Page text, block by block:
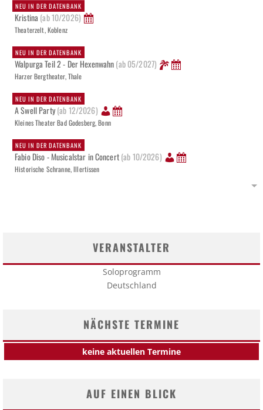
NEU IN DER DATENBANK
Kristina (ab 10/2026)
Theaterzelt, Koblenz
NEU IN DER DATENBANK
Walpurga Teil 2 - Der Hexenwahn(ab 05/2027)
Harzer Bergtheater, Thale
NEU IN DER DATENBANK
A Swell Party(ab 12/2026)
Kleines Theater Bad Godesberg, Bonn
NEU IN DER DATENBANK
Fabio Diso - Musicalstar in Concert(ab 10/2026)
Historische Schranne, Illertissen
VERANSTALTER
Soloprogramm
Deutschland
NÄCHSTE TERMINE
keine aktuellen Termine
AUF EINEN BLICK